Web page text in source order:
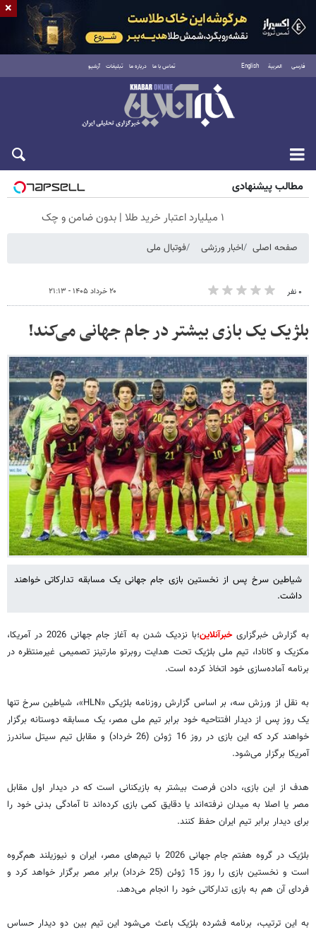
فارسی العربية English تماس با ما درباره ما تبلیغات آرشیو
جمعه ۱۶ مرداد ۱۴۰۵
مطالب پیشنهادی
۱ میلیارد اعتبار خرید طلا | بدون ضامن و چک
صفحه اصلی اخبار ورزشی فوتبال ملی
۰ نفر ۲۰ خرداد ۱۴۰۵ - ۲۱:۱۳
بلژیک یک بازی بیشتر در جام جهانی می‌کند!
شیاطین سرخ پس از نخستین بازی جام جهانی یک مسابقه تدارکاتی خواهند
داشت.
به گزارش خبرگزاریخبرآنلاین
؛با نزدیک شدن به آغاز جام جهانی 2026 در آمریکا،
مکزیک و کانادا، تیم ملی بلژیک تحت هدایت روبرتو مارتینز تصمیمی غیرمنتظره در
برنامه آماده‌سازی خود اتخاذ کرده است.
به نقل از ورزش سه، بر اساس گزارش روزنامه بلژیکی «HLN»، شیاطین سرخ تنها
یک روز پس از دیدار افتتاحیه خود برابر تیم ملی مصر، یک مسابقه دوستانه برگزار
خواهند کرد که این بازی در روز 16 ژوئن (26 خرداد) و مقابل تیم سیتل ساندرز
آمریکا برگزار می‌شود.
هدف از این بازی، دادن فرصت بیشتر به بازیکنانی است که در دیدار اول مقابل
مصر یا اصلا به میدان نرفته‌اند یا دقایق کمی بازی کرده‌اند تا آمادگی بدنی خود را
برای دیدار برابر تیم ایران حفظ کنند.
بلژیک در گروه هفتم جام جهانی 2026 با تیم‌های مصر، ایران و نیوزیلند هم‌گروه
است و نخستین بازی را روز 15 ژوئن (25 خرداد) برابر مصر برگزار خواهد کرد و
فردای آن هم به بازی تدارکاتی خود را انجام می‌دهد.
به این ترتیب، برنامه فشرده بلژیک باعث می‌شود این تیم بین دو دیدار حساس
×